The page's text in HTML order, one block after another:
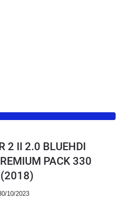
2 II 2.0 BLUEHDI
PACK 330
(2018)
10/2023